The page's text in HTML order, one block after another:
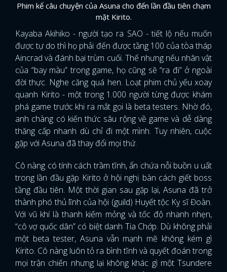
Phim kể câu chuyện của Asuna cho đến lần đầu tiên chạm
mặt Kirito.
Kayaba Akihiko - người tạo ra SAO - tiết lộ nếu muốn
được tự do thì họ phải đến được tầng 100 của tòa tháp
Aincrad và đánh bại trùm cuối. Thế nhưng nếu nhân vật
của “bay màu” trong game, họ cũng sẽ “ra đi” ở ngoài
đời thực. Nghe căng quá hen. Loạt phim chủ yếu xoay
quanh Kirito - một trong 1.000 người từng được khám
phá game trước khi ra mắt gọi là beta testers. Nhờ đó,
anh chàng có kiến thức sâu rộng về game và dễ dàng
thăng cấp nhanh dù chỉ đi một mình. Tuy nhiên, cuộc
gặp với Asuna đã thay đổi mọi thứ.
Cô nàng có tính cách trầm tĩnh, ẩn chứa nỗi buồn u uất
trong lần đầu gặp Kirito ở hội nghị bàn cách giết boss
tầng đầu tiên. Một thời gian sau gặp lại, Asuna đã trở
thành phó thủ lĩnh của hội (guild) Huyết tộc Kỵ sĩ Đoàn.
Với vũ khí là thanh kiếm mỏng và tốc độ nhanh nhẹn,
“cô vợ quốc dân” có biệt danh Tia Chớp. Dù không phải
một beta tester, Asuna vẫn mạnh mẽ không kém gì
Kirito. Cô nàng luôn tỏ ra bình tĩnh và quyết đoán trong
mọi trận chiến nhưng lại không khác gì một Tsundere